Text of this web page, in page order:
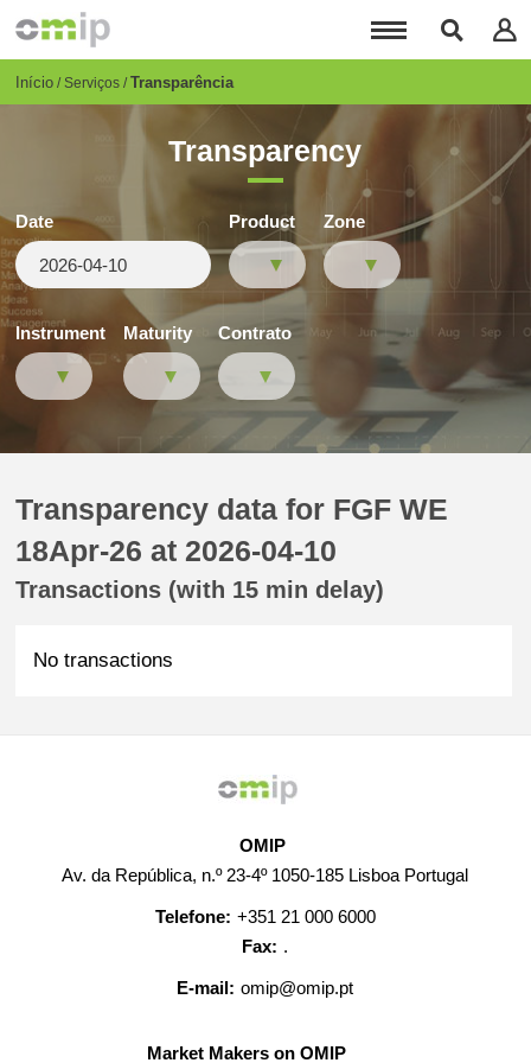
para
conteúdo
Breadcrumb
Início Serviços Transparência
Transparency
Date Product Zone
Instrument Maturity Contrato
Transparency data for FGF WE
18Apr-26 at 2026-04-10
Transactions (with 15 min delay)
No transactions
OMIP
Av. da República, n.º 23-4º 1050-185 Lisboa Portugal
Telefone: +351 21 000 6000
Fax: .
E-mail: omip@omip.pt
Market Makers on OMIP